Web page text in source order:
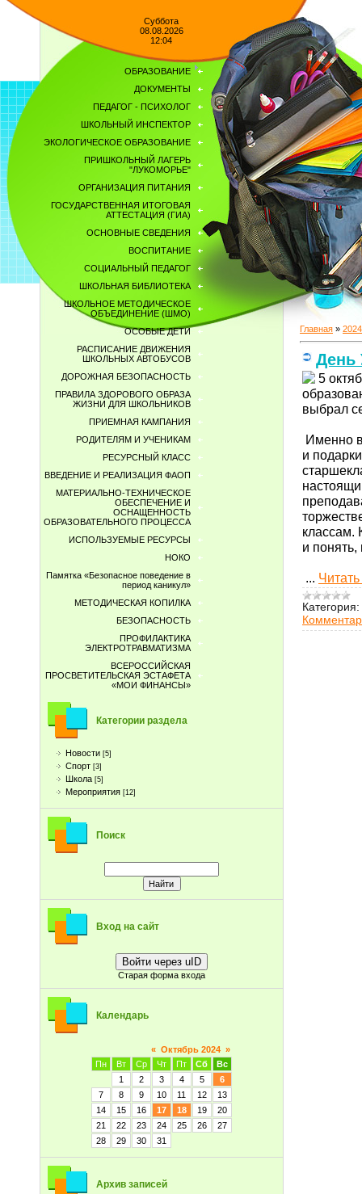
Суббота
08.08.2026
12:04
ОБРАЗОВАНИЕ
ДОКУМЕНТЫ
ПЕДАГОГ - ПСИХОЛОГ
ШКОЛЬНЫЙ ИНСПЕКТОР
ЭКОЛОГИЧЕСКОЕ ОБРАЗОВАНИЕ
ПРИШКОЛЬНЫЙ ЛАГЕРЬ
"ЛУКОМОРЬЕ"
ОРГАНИЗАЦИЯ ПИТАНИЯ
ГОСУДАРСТВЕННАЯ ИТОГОВАЯ
АТТЕСТАЦИЯ (ГИА)
ОСНОВНЫЕ СВЕДЕНИЯ
ВОСПИТАНИЕ
СОЦИАЛЬНЫЙ ПЕДАГОГ
ШКОЛЬНАЯ БИБЛИОТЕКА
ШКОЛЬНОЕ МЕТОДИЧЕСКОЕ
ОБЪЕДИНЕНИЕ (ШМО)
ОСОБЫЕ ДЕТИ
РАСПИСАНИЕ ДВИЖЕНИЯ
ШКОЛЬНЫХ АВТОБУСОВ
ДОРОЖНАЯ БЕЗОПАСНОСТЬ
ПРАВИЛА ЗДОРОВОГО ОБРАЗА
ЖИЗНИ ДЛЯ ШКОЛЬНИКОВ
ПРИЕМНАЯ КАМПАНИЯ
РОДИТЕЛЯМ И УЧЕНИКАМ
РЕСУРСНЫЙ КЛАСС
ВВЕДЕНИЕ И РЕАЛИЗАЦИЯ ФАОП
МАТЕРИАЛЬНО-ТЕХНИЧЕСКОЕ
ОБЕСПЕЧЕНИЕ И
ОСНАЩЕННОСТЬ
ОБРАЗОВАТЕЛЬНОГО ПРОЦЕССА
ИСПОЛЬЗУЕМЫЕ РЕСУРСЫ
НОКО
Памятка «Безопасное поведение в
период каникул»
МЕТОДИЧЕСКАЯ КОПИЛКА
БЕЗОПАСНОСТЬ
ПРОФИЛАКТИКА
ЭЛЕКТРОТРАВМАТИЗМА
ВСЕРОССИЙСКАЯ
ПРОСВЕТИТЕЛЬСКАЯ ЭСТАФЕТА
«МОИ ФИНАНСЫ»
Категории раздела
Новости [5]
Спорт [3]
Школа [5]
Мероприятия [12]
Поиск
Вход на сайт
Войти через uID
Старая форма входа
Календарь
« Октябрь 2024 »
Пн
Вт Ср Чт Пт Сб
Вс
1
2 3 4 5
6
7
8 9 10 11 12
13
14
15 16 17 18 19
20
21
22 23 24 25 26
27
28
29 30 31
Архив записей
Главная » 2024
День
5
выбрал
Именно в
и
классам.
и понять,
...
Категория: